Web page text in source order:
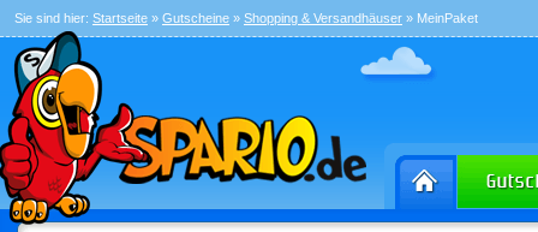
Sie sind hier: Startseite » Gutscheine » Shopping & Versandhäuser » MeinPaket